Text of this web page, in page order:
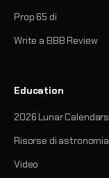
Prop 65 di
Write a BBB Review
Education
2026 Lunar Calendars
Risorse di astronomia
Video